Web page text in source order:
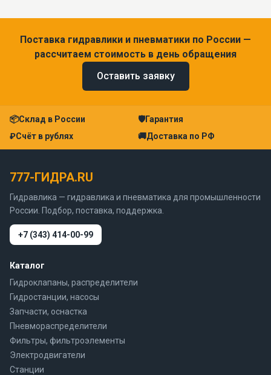
Поставка гидравлики и пневматики по России —
рассчитаем стоимость в день обращения
Оставить заявку
📦Склад в России 🛡Гарантия
₽Счёт в рублях 🚚Доставка по РФ
777-ГИДРА.RU
Гидравлика — гидравлика и пневматика для промышленности
России. Подбор, поставка, поддержка.
+7 (343) 414-00-99
Каталог
Гидроклапаны, распределители
Гидростанции, насосы
Запчасти, оснастка
Пневмораспределители
Фильтры, фильтроэлементы
Электродвигатели
Станции